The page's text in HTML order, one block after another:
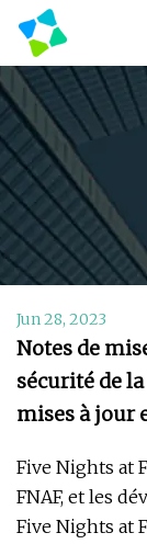
Jun 28, 2023
Notes de
sécurité de
mises à jour
Five Nights at
FNAF, et les
Five Nights at